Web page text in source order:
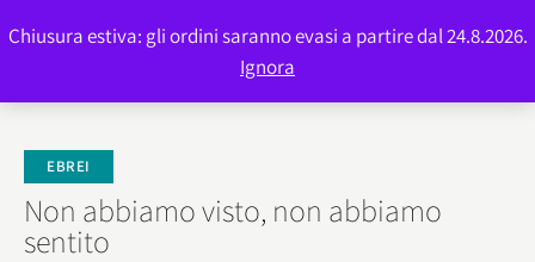
EBREI
Non abbiamo visto, non abbiamo
sentito
Chiusura estiva: gli ordini saranno evasi a partire dal 24.8.2026.
Ignora